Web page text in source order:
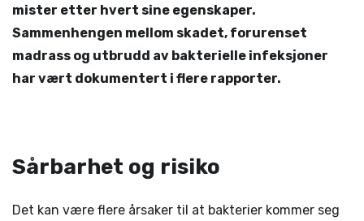
mister etter hvert sine egenskaper.
Sammenhengen mellom skadet, forurenset
madrass og utbrudd av bakterielle infeksjoner
har vært dokumentert i flere rapporter.
Sårbarhet og risiko
Det kan være flere årsaker til at bakterier kommer seg